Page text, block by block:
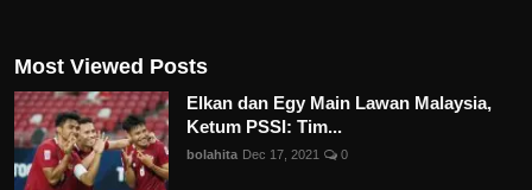
Most Viewed Posts
Elkan dan Egy Main Lawan Malaysia,
Ketum PSSI: Tim...
bolahita Dec 17, 2021 0